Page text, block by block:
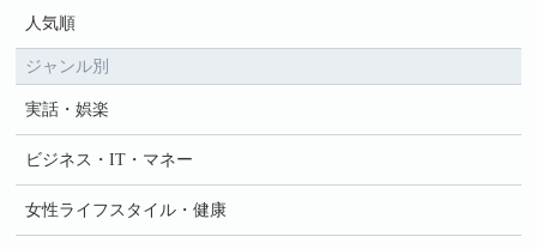
人気順
ジャンル別
実話・娯楽
ビジネス・IT・マネー
女性ライフスタイル・健康